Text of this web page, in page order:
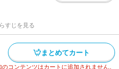
すじを見る
まとめてカート
コンテンツはカートに追加されません。